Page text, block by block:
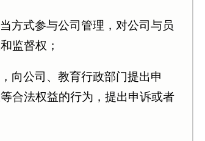
方式参与公司管理，对公司与员
监督权；
向公司、教育行政部门提出申
合法权益的行为，提出申诉或者